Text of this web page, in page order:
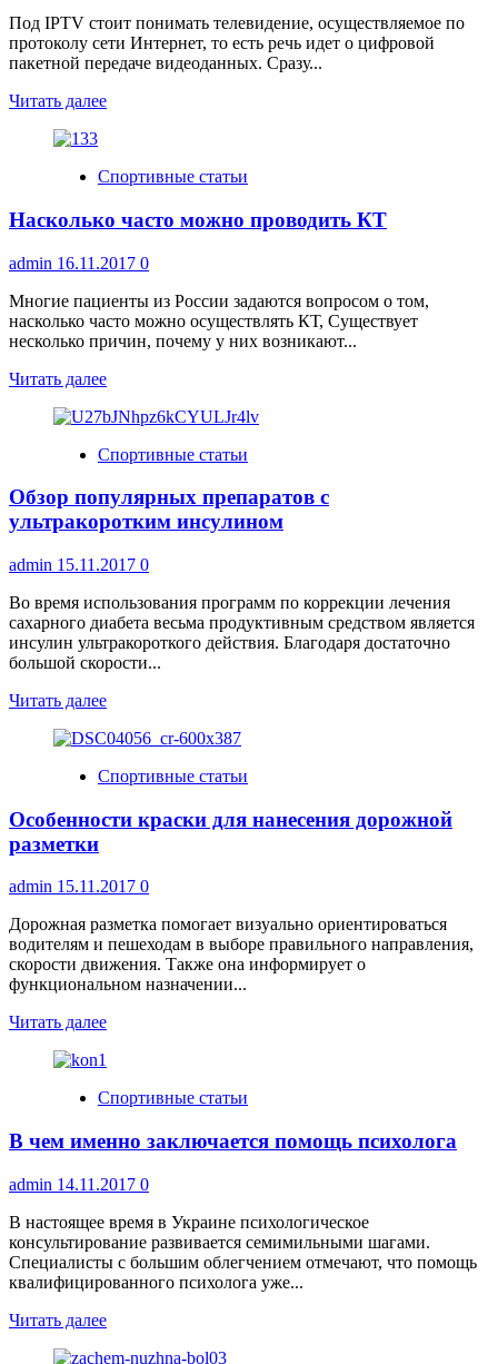
Под IPTV стоит понимать телевидение, осуществляемое по
протоколу сети Интернет, то есть речь идет о цифровой
пакетной передаче видеоданных. Сразу...
Читать далееПрочитать
собой
IPTV
как
подключить
Спортивные статьи
Насколько часто можно проводить КТ
admin 16.11.2017 0
Многие пациенты из России задаются вопросом о том,
насколько часто можно осуществлять КТ, Существует
несколько причин, почему у них возникают...
Читать далееПрочитать
о
часто
проводить
КТ
Спортивные статьи
Обзор популярных препаратов с
ультракоротким инсулином
admin 15.11.2017 0
Во время использования программ по коррекции лечения
сахарного диабета весьма продуктивным средством является
инсулин ультракороткого действия. Благодаря достаточно
большой скорости...
Читать далееПрочитать
о
популярных
с
Спортивные статьи
Особенности краски для нанесения дорожной
разметки
admin 15.11.2017 0
Дорожная разметка помогает визуально ориентироваться
водителям и пешеходам в выборе правильного направления,
скорости движения. Также она информирует о
функциональном назначении...
Читать далееПрочитать
краски
нанесения
разметки
Спортивные статьи
В чем именно заключается помощь психолога
admin 14.11.2017 0
В настоящее время в Украине психологическое
консультирование развивается семимильными шагами.
Специалисты с большим облегчением отмечают, что помощь
квалифицированного психолога уже...
Читать далееПрочитать
о